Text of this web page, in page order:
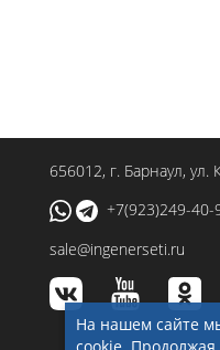
656012, г. Барнаул, ул.
+7(923)249-40-
sale@ingenerseti.ru
На нашем сайте